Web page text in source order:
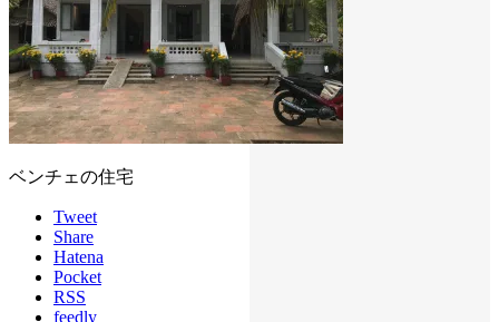
ベンチェの住宅
Tweet
Share
Hatena
Pocket
RSS
feedly